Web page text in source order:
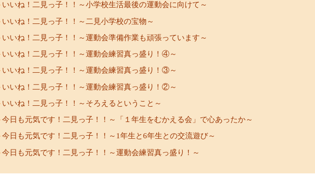
いいね！二見っ子！！～小学校生活最後の運動会に向けて～
いいね！二見っ子！！～二見小学校の宝物～
いいね！二見っ子！！～運動会準備作業も頑張っています～
いいね！二見っ子！！～運動会練習真っ盛り！④～
いいね！二見っ子！！～運動会練習真っ盛り！③～
いいね！二見っ子！！～運動会練習真っ盛り！②～
いいね！二見っ子！！～そろえるということ～
今日も元気です！二見っ子！！～「１年生をむかえる会」で心あったか～
今日も元気です！二見っ子！！～1年生と6年生との交流遊び～
今日も元気です！二見っ子！！～運動会練習真っ盛り！～